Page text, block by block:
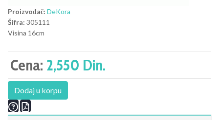
Proizvođač: DeKora
Šifra: 305111
Visina 16cm
Cena: 2,550 Din.
Dodaj u korpu